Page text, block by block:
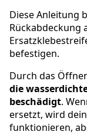
Diese Anleitung
Rückabdeckung
befestigen.
Durch das
die
beschädigt.
ersetzt, wird
funktionieren,